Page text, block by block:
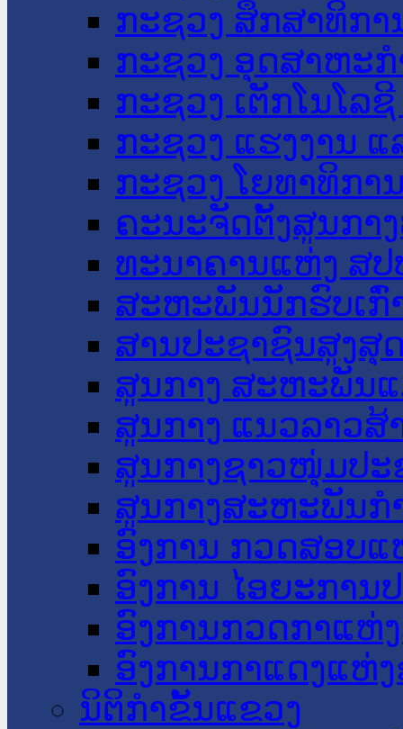
ກະຊວງ ສຶກສາທິກາ
ກະຊວງ ອຸດສາຫະ
ກະຊວງ ເຕັກໂນໂລ
ກະຊວງ ແຮງງານ
ກະຊວງ ໂຍທາທິກາ
ຄະນະຈັດຕັ້ງສູນກາ
ທະນາຄານແຫ່ງ ສປ
ສະຫະພັນນັກຮົບເກົ່
ສານປະຊາຊົນສູງສຸ
ສູນກາງ ສະຫະພັນ
ສູນກາງ ແນວລາວສ້
ສູນກາງຊາວໜຸ່ມປະ
ສູນກາງສະຫະພັນກ
ອົງການ ກວດສອບແ
ອົງການ ໄອຍະການ
ອົງການກວດກາແຫ່
ອົງການກາແດງແຫ່
ນິຕິກໍາຂັ້ນແຂວງ